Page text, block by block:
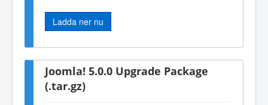
Ladda ner nu
Joomla! 5.0.0 Upgrade Package
(.tar.gz)